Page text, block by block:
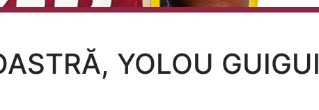
YOLOU GUIGUI